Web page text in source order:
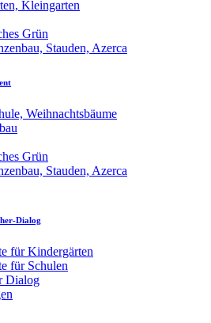
Kleingarten
Grün
Stauden, Azerca
Weihnachtsbäume
Grün
Stauden, Azerca
Dialog
für Kindergärten
für Schulen
Dialog